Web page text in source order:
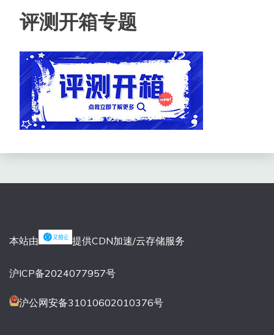
评测开箱专题
本站由 提供CDN加速/云存储服务
沪ICP备2024077957号
沪公网安备31010602010376号